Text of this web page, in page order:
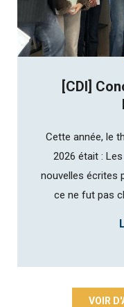
[CDI]
Cette année, le
2026 était :
nouvelles écrites
ce ne fut pas
VOIR